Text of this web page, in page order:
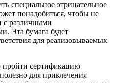
специальное отрицательное
понадобиться, чтобы не
с различными
Эта бумага будет
для реализовываемых
пройти сертификацию
для привлечения